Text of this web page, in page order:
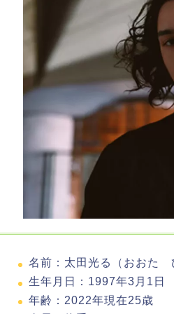
名前：太田光る（おおた
生年月日：1997年3月1日
年齢：2022年現在25歳